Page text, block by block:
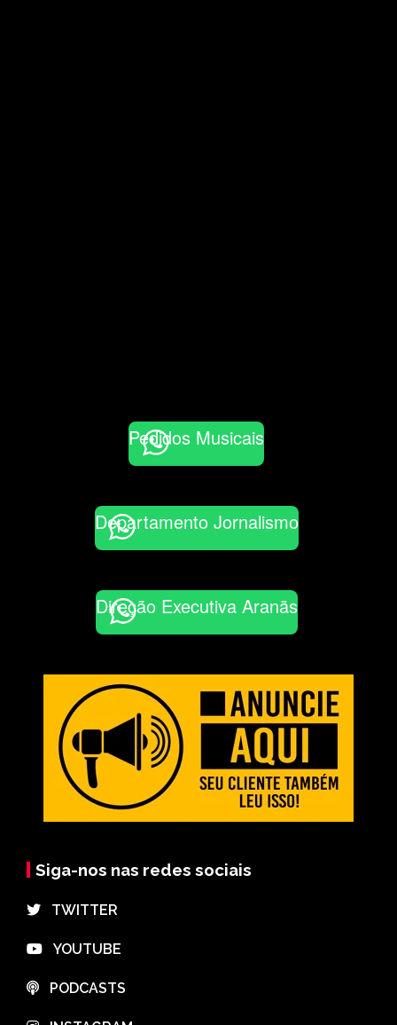
Pedidos Musicais
Departamento Jornalismo
Direção Executiva Aranãs
Siga-nos nas redes sociais
⠀TWITTER
⠀YOUTUBE
⠀PODCASTS